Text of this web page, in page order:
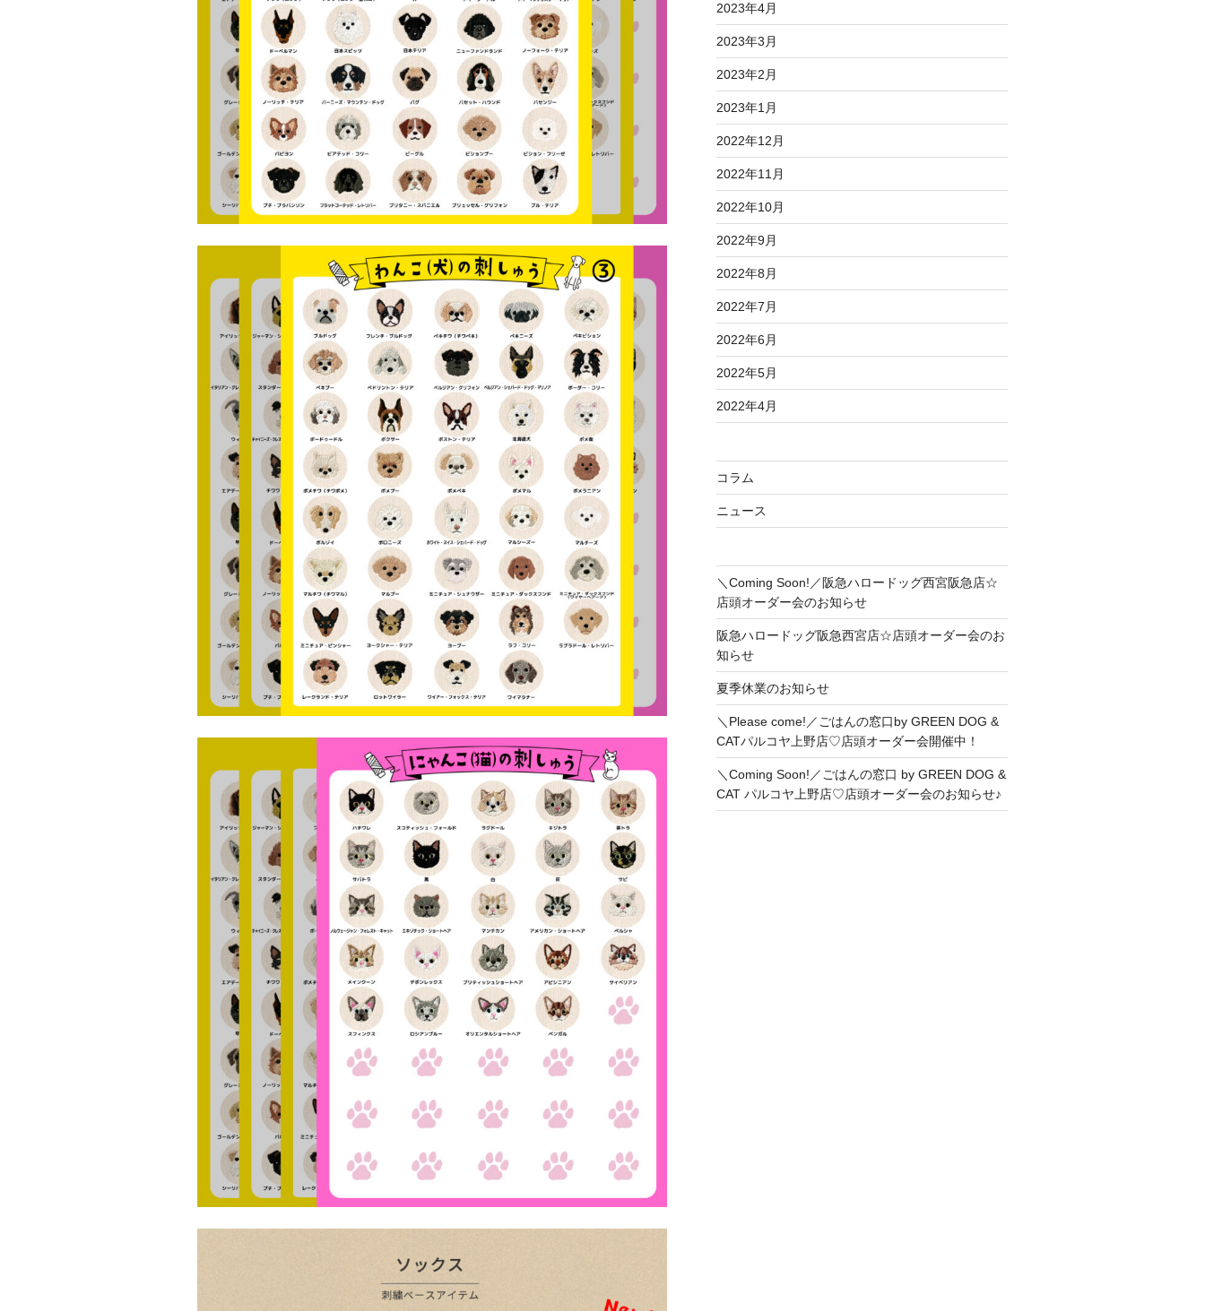
2023年4月
2023年3月
2023年2月
2023年1月
2022年12月
2022年11月
2022年10月
2022年9月
2022年8月
2022年7月
2022年6月
2022年5月
2022年4月
コラム
ニュース
＼Coming Soon!／阪急ハロードッグ西宮阪急店☆
店頭オーダー会のお知らせ
阪急ハロードッグ阪急西宮店☆店頭オーダー会のお
知らせ
夏季休業のお知らせ
＼Please come!／ごはんの窓口by GREEN DOG &
CATパルコヤ上野店♡店頭オーダー会開催中！
＼Coming Soon!／ごはんの窓口 by GREEN DOG &
CAT パルコヤ上野店♡店頭オーダー会のお知らせ♪